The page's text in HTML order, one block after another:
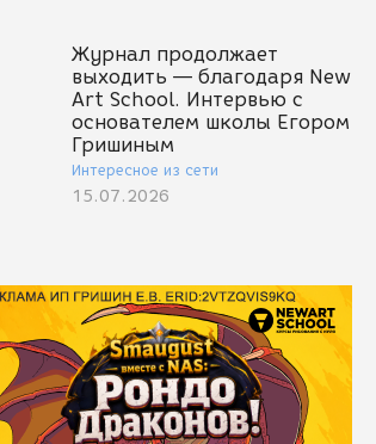
Журнал продолжает
выходить — благодаря New
Art School. Интервью с
основателем школы Егором
Гришиным
Интересное из сети
15.07.2026